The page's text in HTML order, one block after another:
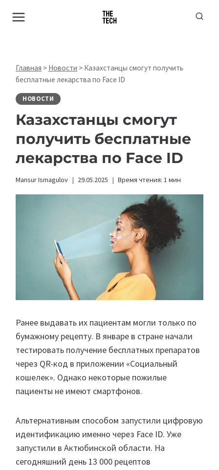
Главная > Новости > Казахстанцы смогут получить
бесплатные лекарства по Face ID
НОВОСТИ
Казахстанцы смогут
получить бесплатные
лекарства по Face ID
Mansur Ismagulov 29.05.2025 Время чтения: 1 мин
Ранее выдавать их пациентам могли только по
бумажному рецепту. В январе в стране начали
тестировать получение бесплатных препаратов
через QR-код в приложении «Социальный
кошелек». Однако некоторые пожилые
пациенты не имеют смартфонов.
Альтернативным способом запустили цифровую
идентификацию именно через Face ID. Уже
запустили в Актюбинской области. На
сегодняшний день 13 000 рецептов